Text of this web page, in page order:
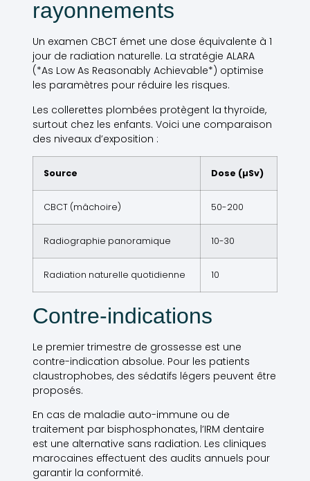
rayonnements
Un examen CBCT émet une dose équivalente à 1
jour de radiation naturelle. La stratégie ALARA
(*As Low As Reasonably Achievable*) optimise
les paramètres pour réduire les risques.
Les collerettes plombées protègent la thyroïde,
surtout chez les enfants. Voici une comparaison
des niveaux d’exposition :
Source Dose (µSv)
CBCT (mâchoire) 50-200
Radiographie panoramique 10-30
Radiation naturelle quotidienne 10
Contre-indications
Le premier trimestre de grossesse est une
contre-indication absolue. Pour les patients
claustrophobes, des sédatifs légers peuvent être
proposés.
En cas de maladie auto-immune ou de
traitement par bisphosphonates, l’IRM dentaire
est une alternative sans radiation. Les cliniques
marocaines effectuent des audits annuels pour
garantir la conformité.